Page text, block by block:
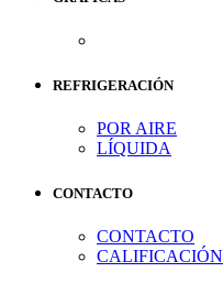
REFRIGERACIÓN
POR AIRE
LÍQUIDA
CONTACTO
CONTACTO
CALIFICACIÓN